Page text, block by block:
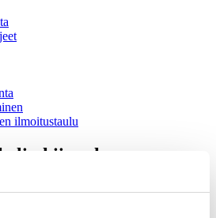
ilmoitustaulu
hiippakunnan
2025 27.3.2025-